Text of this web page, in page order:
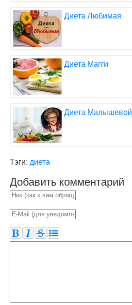
Диета Любимая
Диета Магги
Диета Малышевой
Тэги: диета
Добавить комментарий